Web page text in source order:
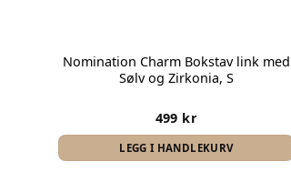
Nomination Charm Bokstav link med
Sølv og Zirkonia, S
499 kr
LEGG I HANDLEKURV